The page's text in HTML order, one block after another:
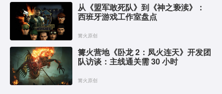
从《盟军敢死队》到《神之亵渎》：
西班牙游戏工作室盘点
篝火原创
篝火营地《卧龙 2：凤火连天》开发团
队访谈：主线通关需 30 小时
篝火原创